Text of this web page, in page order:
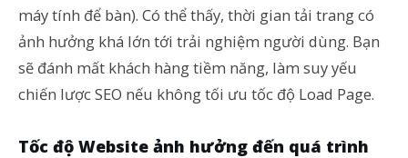
máy tính để bàn). Có thể thấy, thời gian tải trang có
ảnh hưởng khá lớn tới trải nghiệm người dùng. Bạn
sẽ đánh mất khách hàng tiềm năng, làm suy yếu
chiến lược SEO nếu không tối ưu tốc độ Load Page.
Tốc độ Website ảnh hưởng đến quá trình